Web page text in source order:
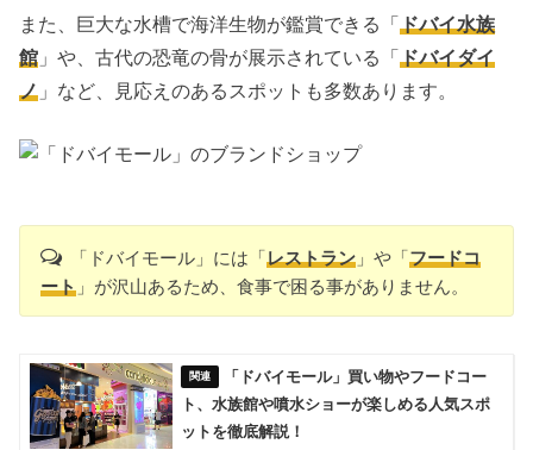
また、巨大な水槽で海洋生物が鑑賞できる「ドバイ水族
館 」や、古代の恐竜の骨が展示されている「ドバイダイ
ノ 」など、見応えのあるスポットも多数あります。
「ドバイモール」には「レストラン」や「フードコ
ート 」が沢山あるため、食事で困る事がありません。
「ドバイモール」買い物やフードコー
ト、水族館や噴水ショーが楽しめる人気スポ
ットを徹底解説！